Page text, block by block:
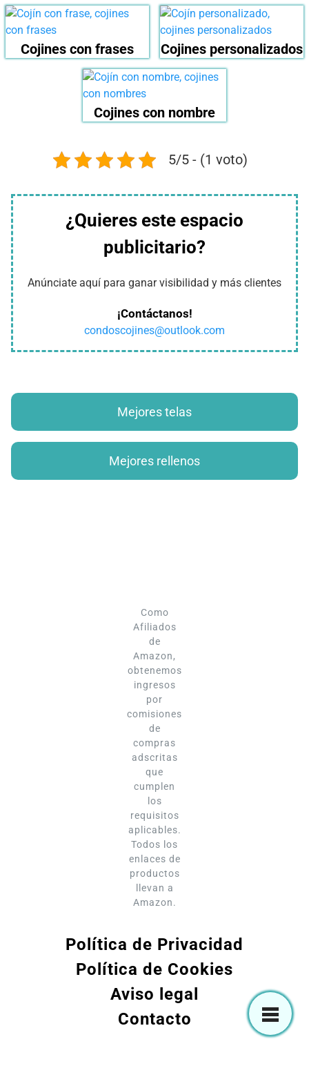
Cojines con frases Cojines personalizados
Cojines con nombre
5/5 - (1 voto)
¿Quieres este espacio
publicitario?
Anúnciate aquí para ganar visibilidad y más clientes
¡Contáctanos!
condoscojines@outlook.com
Mejores telas
Mejores rellenos
Como
Afiliados
de
Amazon,
obtenemos
ingresos
por
comisiones
de
compras
adscritas
que
cumplen
los
requisitos
aplicables.
Todos los
enlaces de
productos
llevan a
Amazon.
Política de Privacidad
Política de Cookies
Aviso legal
Contacto